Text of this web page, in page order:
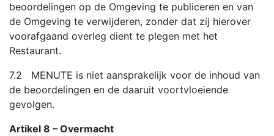
beoordelingen op de Omgeving te publiceren en van
de Omgeving te verwijderen, zonder dat zij hierover
voorafgaand overleg dient te plegen met het
Restaurant.
7.2 MENUTE is niet aansprakelijk voor de inhoud van
de beoordelingen en de daaruit voortvloeiende
gevolgen.
Artikel 8 – Overmacht